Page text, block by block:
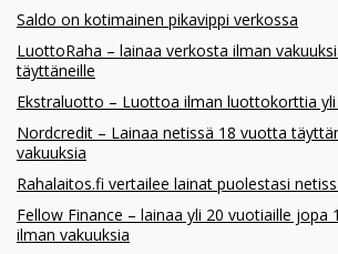
Saldo on kotimainen pikavippi verkossa
LuottoRaha – lainaa verkosta ilman
täyttäneille
Ekstraluotto – Luottoa ilman luottokorttia
Nordcredit – Lainaa netissä 18 vuotta
vakuuksia
Rahalaitos.fi vertailee lainat puolestasi
Fellow Finance – lainaa yli 20 vuotiaille jopa
ilman vakuuksia